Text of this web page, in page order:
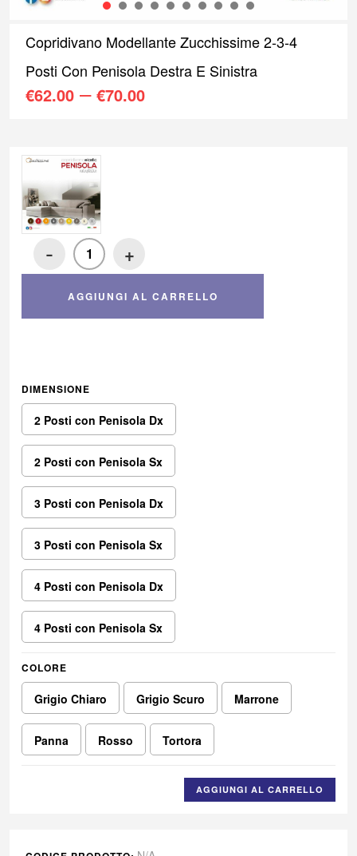
Copridivano Modellante Zucchissime 2-3-4
Posti Con Penisola Destra E Sinistra
€62.00 – €70.00
- +
AGGIUNGI AL CARRELLO
DIMENSIONE
2 Posti con Penisola Dx
2 Posti con Penisola Sx
3 Posti con Penisola Dx
3 Posti con Penisola Sx
4 Posti con Penisola Dx
4 Posti con Penisola Sx
COLORE
Grigio Chiaro Grigio Scuro Marrone
Panna Rosso Tortora
AGGIUNGI AL CARRELLO